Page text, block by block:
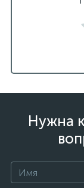
Нужна